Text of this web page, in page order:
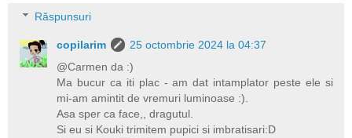
Răspunsuri
copilarim
25 octombrie 2024 la 04:37
@Carmen da :)
Ma bucur ca iti plac - am dat intamplator peste ele si
mi-am amintit de vremuri luminoase :).
Asa sper ca face,, dragutul.
Si eu si Kouki trimitem pupici si imbratisari:D